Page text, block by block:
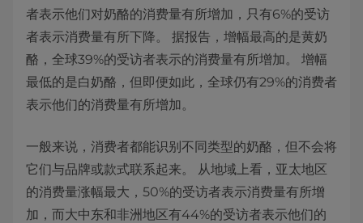
者表示他们对奶酪的消费量有所增加，只有6%的受访
者表示消费量有所下降。 据报告，增幅最高的是黄奶
酪，全球39%的受访者表示的消费量有所增加。 增幅
最低的是白奶酪，但即便如此，全球仍有29%的消费者
表示他们的消费量有所增加。
一般来说，消费者都能识别不同类型的奶酪，但不会将
它们与品牌或款式联系起来。 从地域上看，亚太地区
的消费量涨幅最大，50%的受访者表示消费量有所增
加，而大中东和非洲地区有44%的受访者表示他们的